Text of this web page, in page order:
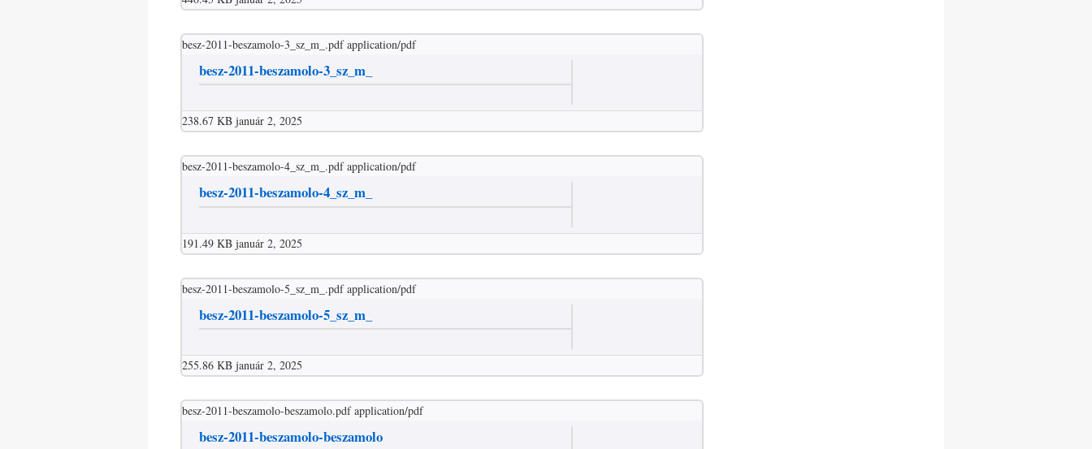
besz-2011-beszamolo-3_sz_m_.pdf application/pdf
besz-2011-beszamolo-3_sz_m_
238.67 KB január 2, 2025
besz-2011-beszamolo-4_sz_m_.pdf application/pdf
besz-2011-beszamolo-4_sz_m_
191.49 KB január 2, 2025
besz-2011-beszamolo-5_sz_m_.pdf application/pdf
besz-2011-beszamolo-5_sz_m_
255.86 KB január 2, 2025
besz-2011-beszamolo-beszamolo.pdf application/pdf
besz-2011-beszamolo-beszamolo